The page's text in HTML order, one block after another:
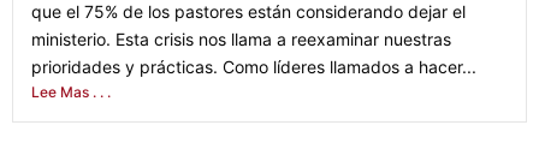
que el 75% de los pastores están considerando dejar el
ministerio. Esta crisis nos llama a reexaminar nuestras
prioridades y prácticas. Como líderes llamados a hacer...
Lee Mas . . .